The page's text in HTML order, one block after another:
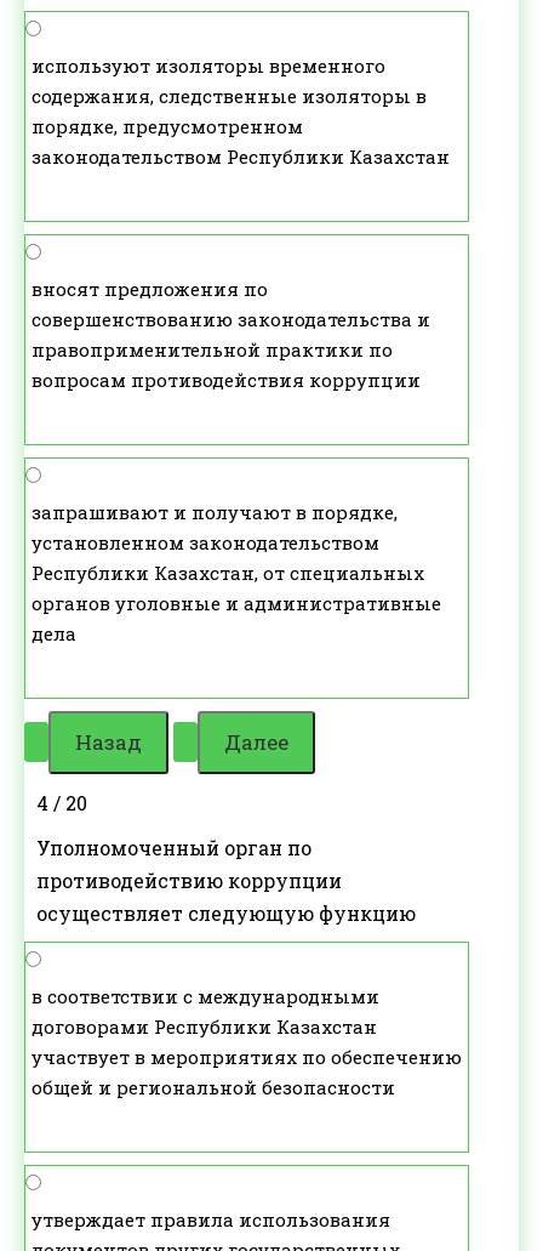
используют изоляторы временного
содержания, следственные изоляторы в
порядке, предусмотренном
законодательством Республики Казахстан
вносят предложения по
совершенствованию законодательства и
правоприменительной практики по
вопросам противодействия коррупции
запрашивают и получают в порядке,
установленном законодательством
Республики Казахстан, от специальных
органов уголовные и административные
дела
4 / 20
Уполномоченный орган по
противодействию коррупции
осуществляет следующую функцию
в соответствии с международными
договорами Республики Казахстан
участвует в мероприятиях по обеспечению
общей и региональной безопасности
утверждает правила использования